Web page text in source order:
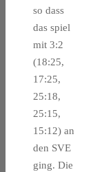
so dass
das spiel
mit 3:2
(18:25,
17:25,
25:18,
25:15,
15:12) an
den SVE
ging. Die